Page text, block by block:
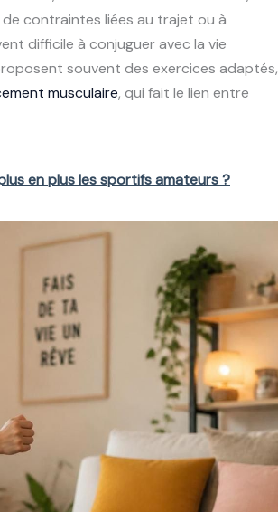
contraintes liées au trajet ou à
difficile à conjuguer avec la vie
souvent des exercices adaptés,
musculaire, qui fait le lien entre
en plus les sportifs amateurs ?